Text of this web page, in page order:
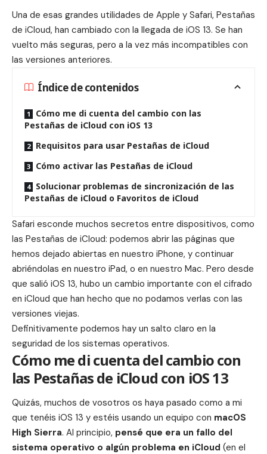
Una de esas grandes utilidades de Apple y Safari, Pestañas
de iCloud, han cambiado con la llegada de iOS 13. Se han
vuelto más seguras, pero a la vez más incompatibles con
las versiones anteriores.
Índice de contenidos
Cómo me di cuenta del cambio con las
Pestañas de iCloud con iOS 13
Requisitos para usar Pestañas de iCloud
Cómo activar las Pestañas de iCloud
Solucionar problemas de sincronización de las
Pestañas de iCloud o Favoritos de iCloud
Safari esconde muchos secretos entre dispositivos, como
las Pestañas de iCloud: podemos abrir las páginas que
hemos dejado abiertas en nuestro iPhone, y continuar
abriéndolas en nuestro iPad, o en nuestro Mac. Pero desde
que salió iOS 13, hubo un cambio importante con el cifrado
en iCloud que han hecho que no podamos verlas con las
versiones viejas.
Definitivamente podemos hay un salto claro en la
seguridad de los sistemas operativos.
Cómo me di cuenta del cambio con
las Pestañas de iCloud con iOS 13
Quizás, muchos de vosotros os haya pasado como a mi
que tenéis iOS 13 y estéis usando un equipo con macOS
High Sierra. Al principio, pensé que era un fallo del
sistema operativo o algún problema en iCloud (en el